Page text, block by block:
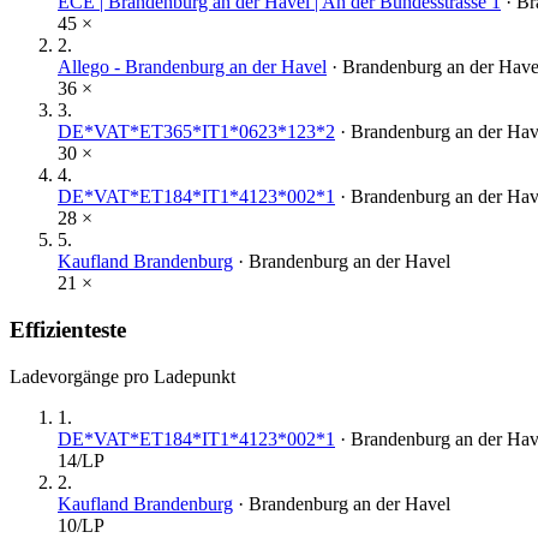
45 ×
2.
Allego - Brandenburg an der Havel · Brandenburg an der
36 ×
3.
DE*VAT*ET365*IT1*0623*123*2 · Brandenburg an der
30 ×
4.
DE*VAT*ET184*IT1*4123*002*1 · Brandenburg an der
28 ×
5.
Kaufland Brandenburg · Brandenburg an der Havel
21 ×
Effizienteste
Ladevorgänge pro Ladepunkt
1 .
DE*VAT*ET184*IT1*4123*002*1 · Brandenburg an der
14/LP
2.
Kaufland Brandenburg · Brandenburg an der Havel
10/LP